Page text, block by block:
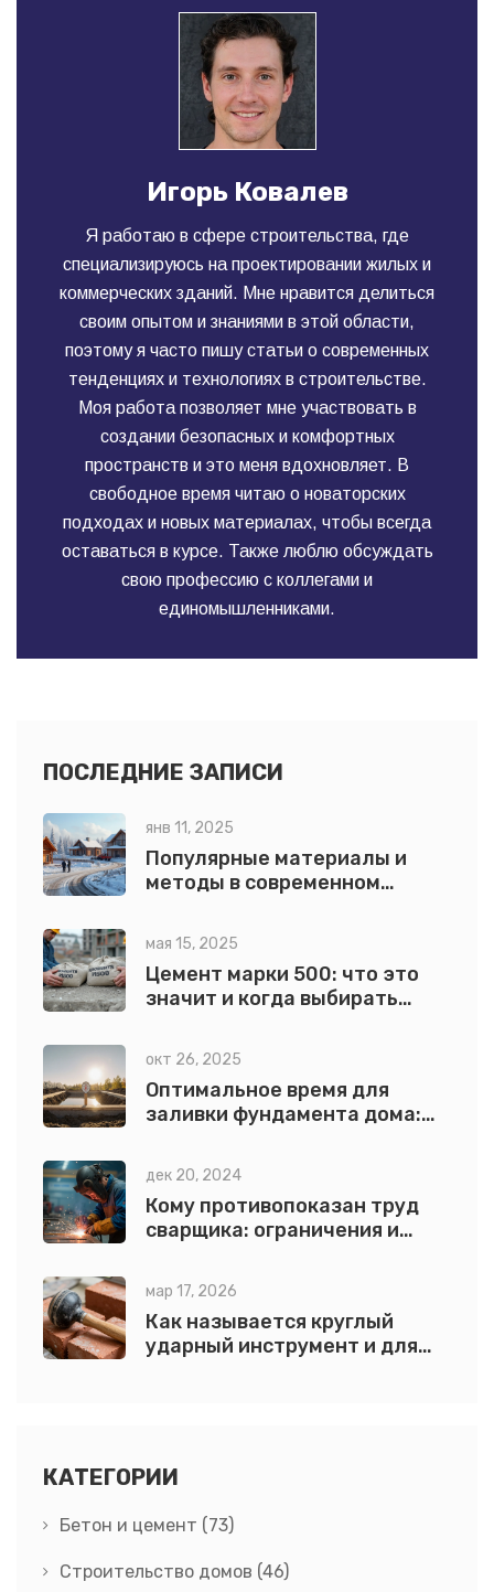
Игорь Ковалев
Я работаю в сфере строительства, где
специализируюсь на проектировании жилых и
коммерческих зданий. Мне нравится делиться
своим опытом и знаниями в этой области,
поэтому я часто пишу статьи о современных
тенденциях и технологиях в строительстве.
Моя работа позволяет мне участвовать в
создании безопасных и комфортных
пространств и это меня вдохновляет. В
свободное время читаю о новаторских
подходах и новых материалах, чтобы всегда
оставаться в курсе. Также люблю обсуждать
свою профессию с коллегами и
единомышленниками.
ПОСЛЕДНИЕ ЗАПИСИ
янв 11, 2025
Популярные материалы и
методы в современном
мая 15, 2025
Цемент марки 500: что это
значит и когда выбирать
окт 26, 2025
Оптимальное время для
заливки фундамента дома:
дек 20, 2024
Кому противопоказан труд
сварщика: ограничения и
мар 17, 2026
Как называется круглый
ударный инструмент и для
КАТЕГОРИИ
Бетон и цемент (73)
Строительство домов (46)